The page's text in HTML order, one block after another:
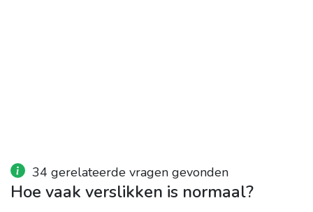
34 gerelateerde vragen gevonden
Hoe vaak verslikken is normaal?